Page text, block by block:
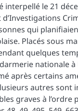
le 21
qui
Placés sous
quelques
nationale
après certains
autres sont
graves à